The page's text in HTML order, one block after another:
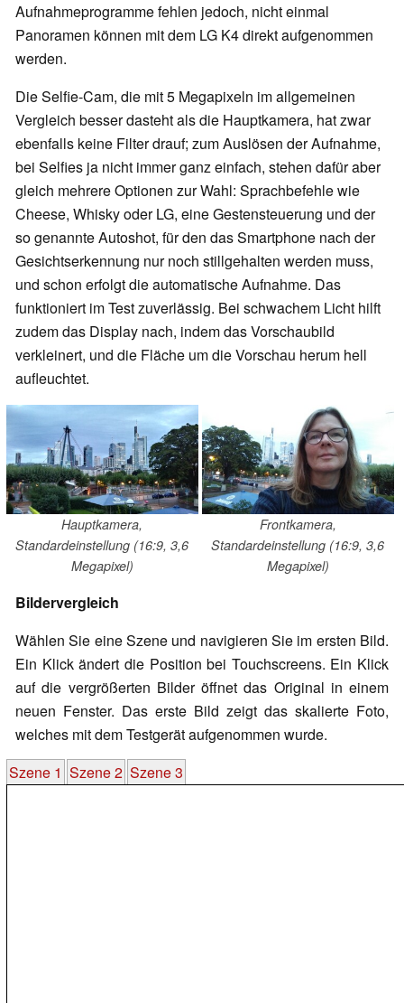
Aufnahmeprogramme fehlen jedoch, nicht einmal
Panoramen können mit dem LG K4 direkt aufgenommen
werden.
Die Selfie-Cam, die mit 5 Megapixeln im allgemeinen
Vergleich besser dasteht als die Hauptkamera, hat zwar
ebenfalls keine Filter drauf; zum Auslösen der Aufnahme,
bei Selfies ja nicht immer ganz einfach, stehen dafür aber
gleich mehrere Optionen zur Wahl: Sprachbefehle wie
Cheese, Whisky oder LG, eine Gestensteuerung und der
so genannte Autoshot, für den das Smartphone nach der
Gesichtserkennung nur noch stillgehalten werden muss,
und schon erfolgt die automatische Aufnahme. Das
funktioniert im Test zuverlässig. Bei schwachem Licht hilft
zudem das Display nach, indem das Vorschaubild
verkleinert, und die Fläche um die Vorschau herum hell
aufleuchtet.
Hauptkamera,
Standardeinstellung (16:9, 3,6
Megapixel)
Frontkamera,
Standardeinstellung (16:9, 3,6
Megapixel)
Bildervergleich
Wählen Sie eine Szene und navigieren Sie im ersten Bild.
Ein Klick ändert die Position bei Touchscreens. Ein Klick
auf die vergrößerten Bilder öffnet das Original in einem
neuen Fenster. Das erste Bild zeigt das skalierte Foto,
welches mit dem Testgerät aufgenommen wurde.
Szene 1 Szene 2 Szene 3